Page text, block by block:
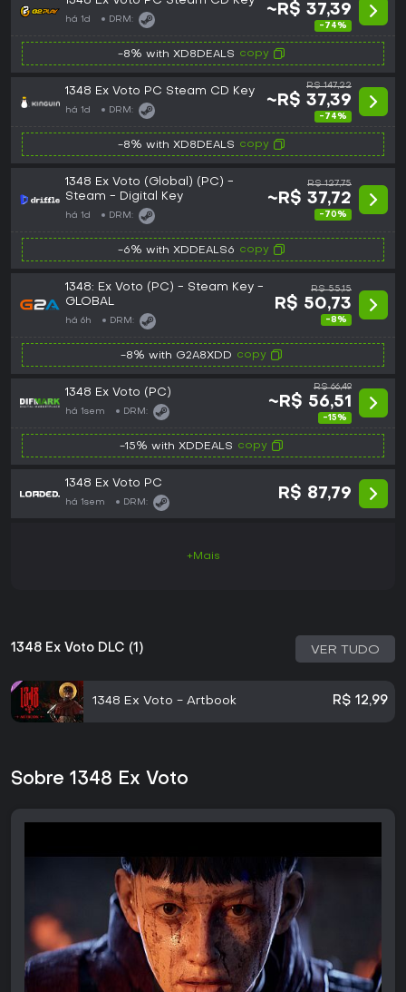
há 1d DRM:
~R$ 37,39
-74%
-8% with XD8DEALS copy
1348 Ex Voto PC Steam CD Key
há 1d DRM:
R$ 147,22
~R$ 37,39
-74%
-8% with XD8DEALS copy
1348 Ex Voto (Global) (PC) -
Steam - Digital Key
há 1d DRM:
R$ 127,75
~R$ 37,72
-70%
-6% with XDDEALS6 copy
1348: Ex Voto (PC) - Steam Key -
GLOBAL
há 6h DRM:
R$ 55,15
R$ 50,73
-8%
-8% with G2A8XDD copy
1348 Ex Voto (PC)
há 1sem DRM:
R$ 66,49
~R$ 56,51
-15%
-15% with XDDEALS copy
1348 Ex Voto PC
há 1sem DRM:
R$ 87,79
+Mais
1348 Ex Voto DLC (1) VER TUDO
1348 Ex Voto - Artbook R$ 12,99
Sobre 1348 Ex Voto